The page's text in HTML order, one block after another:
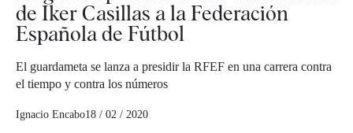
de Iker Casillas a la Federación
Española de Fútbol
El guardameta se lanza a presidir la RFEF en una carrera contra
el tiempo y contra los números
Ignacio Encabo18 / 02 / 2020